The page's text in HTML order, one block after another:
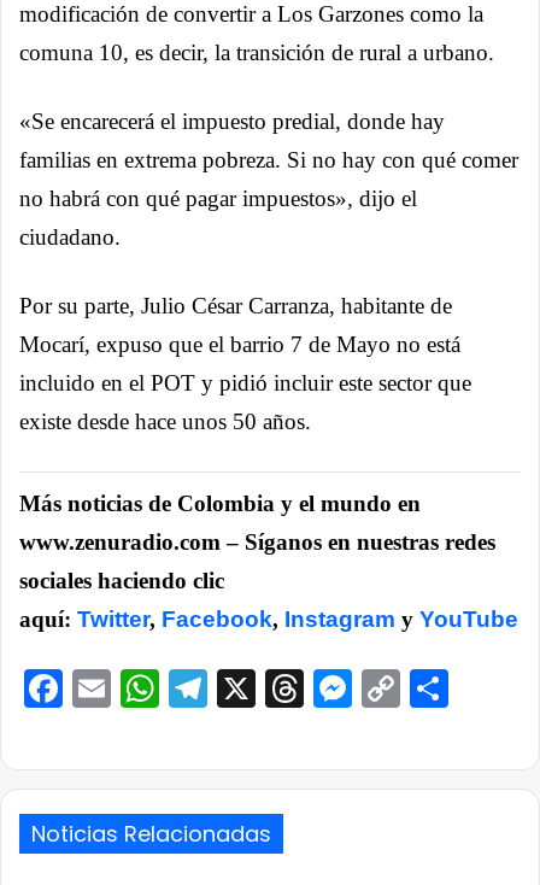
modificación de convertir a Los Garzones como la
comuna 10, es decir, la transición de rural a urbano.
«Se encarecerá el impuesto predial, donde hay
familias en extrema pobreza. Si no hay con qué comer
no habrá con qué pagar impuestos», dijo el
ciudadano.
Por su parte, Julio César Carranza, habitante de
Mocarí, expuso que el barrio 7 de Mayo no está
incluido en el POT y pidió incluir este sector que
existe desde hace unos 50 años.
Más noticias de Colombia y el mundo en
www.zenuradio.com – Síganos en nuestras redes
sociales haciendo clic
aquí: Twitter, Facebook, Instagram y YouTube
Facebook
EmailWhatsApp
Telegram
X ThreadsCopy
Noticias Relacionadas